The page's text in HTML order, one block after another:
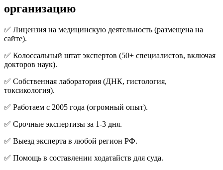
организацию
✅ Лицензия на медицинскую деятельность (размещена на
сайте).
✅ Колоссальный штат экспертов (50+ специалистов, включая
докторов наук).
✅ Собственная лаборатория (ДНК, гистология,
токсикология).
✅ Работаем с 2005 года (огромный опыт).
✅ Срочные экспертизы за 1-3 дня.
✅ Выезд эксперта в любой регион РФ.
✅ Помощь в составлении ходатайств для суда.